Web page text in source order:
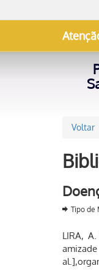
Voltar
Tipo de
LIRA,